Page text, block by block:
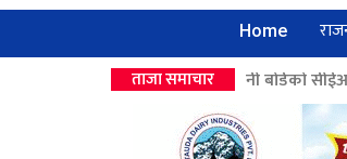
Home
ताजा समाचार
उपहार ‘लगानी बोर्डको सीईओ’ >>उपत्यकामा